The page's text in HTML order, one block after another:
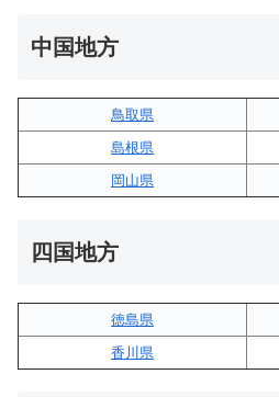
中国地方
鳥取県
島根県
岡山県
四国地方
徳島県
香川県